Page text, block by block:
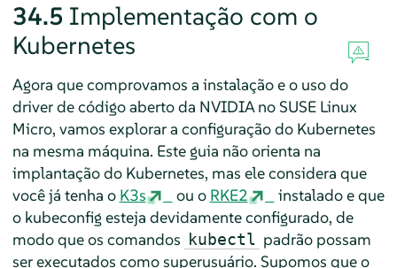
34.5 Implementação com o
Kubernetes
Agora que comprovamos a instalação e o uso do
driver de código aberto da NVIDIA no SUSE Linux
Micro, vamos explorar a configuração do Kubernetes
na mesma máquina. Este guia não orienta na
implantação do Kubernetes, mas ele considera que
você já tenha o K3s ou o RKE2
instalado e que
o kubeconfig esteja devidamente configurado, de
modo que os comandos kubectl padrão possam
ser executados como superusuário. Supomos que o